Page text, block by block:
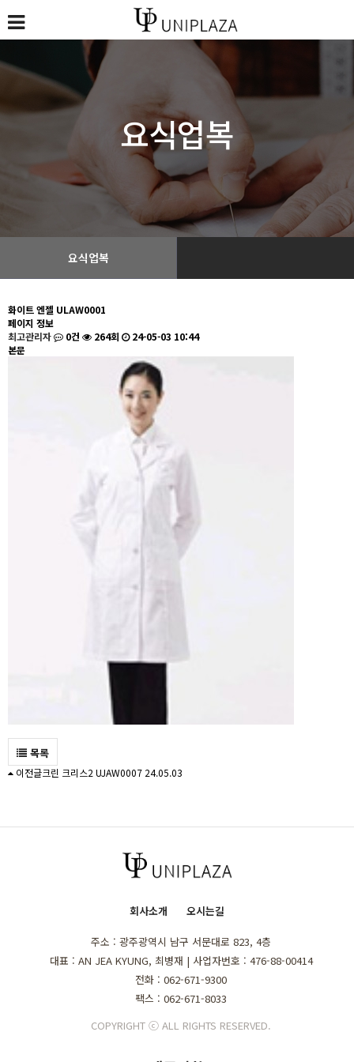
요식업복
요식업복
화이트 엔젤 ULAW0001
페이지 정보
최고관리자
0건 264회
24-05-03 10:44
본문
목록
이전글크린 크리스2 UJAW0007 24.05.03
회사소개 오시는길
주소 : 광주광역시 남구 서문대로 823, 4층
대표 : AN JEA KYUNG, 최병재 | 사업자번호 : 476-88-00414
전화 : 062-671-9300
팩스 : 062-671-8033
COPYRIGHT ⓒ ALL RIGHTS RESERVED.